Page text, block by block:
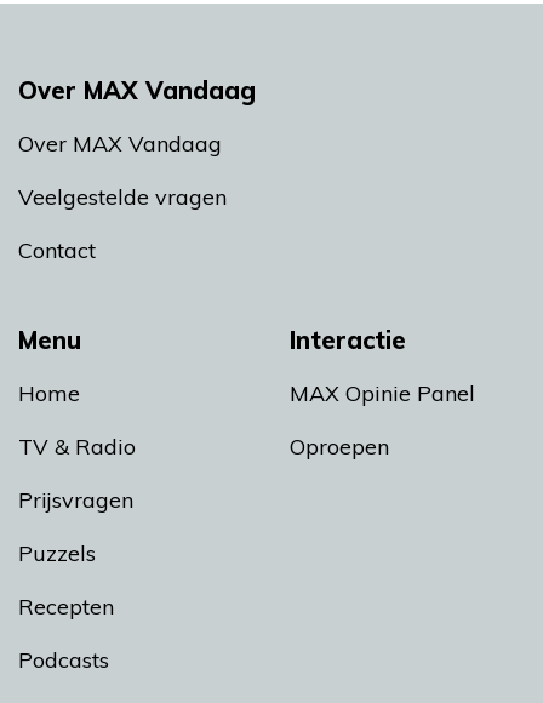
Menu
Home
TV & Radio
Prijsvragen
Puzzels
Recepten
Podcasts
Interactie
MAX Opinie Panel
Oproepen
Over MAX Vandaag
Over MAX Vandaag
Veelgestelde vragen
Contact